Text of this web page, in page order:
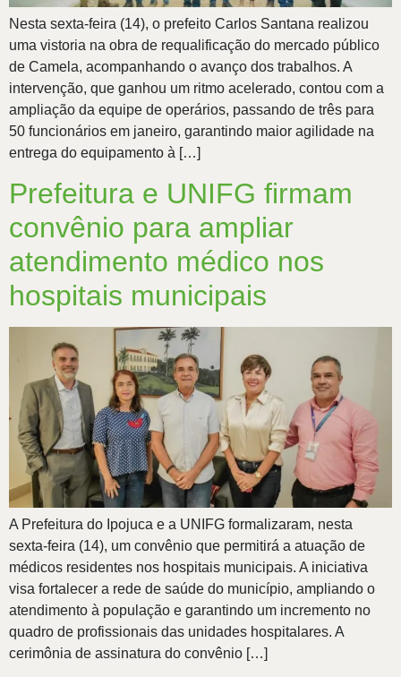
Nesta sexta-feira (14), o prefeito Carlos Santana realizou
uma vistoria na obra de requalificação do mercado público
de Camela, acompanhando o avanço dos trabalhos. A
intervenção, que ganhou um ritmo acelerado, contou com a
ampliação da equipe de operários, passando de três para
50 funcionários em janeiro, garantindo maior agilidade na
entrega do equipamento à […]
Prefeitura e UNIFG firmam
convênio para ampliar
atendimento médico nos
hospitais municipais
A Prefeitura do Ipojuca e a UNIFG formalizaram, nesta
sexta-feira (14), um convênio que permitirá a atuação de
médicos residentes nos hospitais municipais. A iniciativa
visa fortalecer a rede de saúde do município, ampliando o
atendimento à população e garantindo um incremento no
quadro de profissionais das unidades hospitalares. A
cerimônia de assinatura do convênio […]